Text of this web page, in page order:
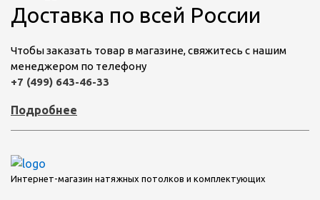
Доставка по всей России
Чтобы заказать товар в магазине, свяжитесь с нашим
менеджером по телефону
+7 (499) 643-46-33
Подробнее
Интернет-магазин натяжных потолков и комплектующих